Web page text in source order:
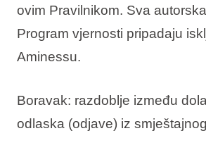
ovim Pravilnikom. Sva
Program vjernosti pripadaju
Aminessu.
Boravak: razdoblje između
odlaska (odjave) iz